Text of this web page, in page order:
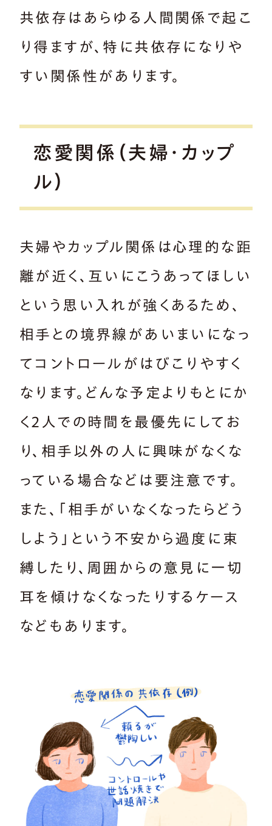
共依存はあらゆる人間関係で起こ
り得ますが、特に共依存になりや
すい関係性があります。
恋愛関係（夫婦・カップ
ル）
夫婦やカップル関係は心理的な距
離が近く、互いにこうあってほしい
という思い入れが強くあるため、
相手との境界線があいまいになっ
てコントロールがはびこりやすく
なります。どんな予定よりもとにか
く2人での時間を最優先にしてお
り、相手以外の人に興味がなくな
っている場合などは要注意です。
また、「相手がいなくなったらどう
しよう」という不安から過度に束
縛したり、周囲からの意見に一切
耳を傾けなくなったりするケース
などもあります。